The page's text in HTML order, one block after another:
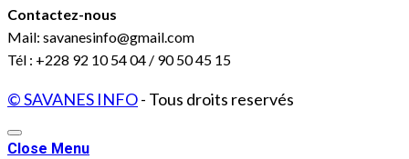
Contactez-nous
Mail: savanesinfo@gmail.com
Tél : +228 92 10 54 04 / 90 50 45 15
© SAVANES INFO- Tous droits reservés
Close Menu